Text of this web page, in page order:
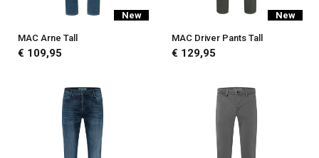
New
MAC Arne Tall
€ 109,95
New
MAC Driver Pants Tall
€ 129,95